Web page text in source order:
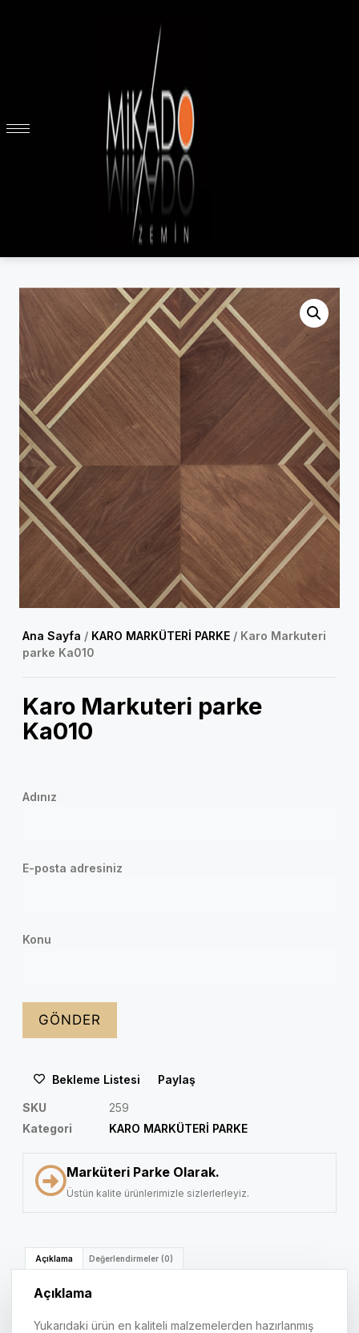
Ana Sayfa / KARO MARKÜTERİ PARKE / Karo Markuteri
parke Ka010
Karo Markuteri parke
Ka010
Adınız
E-posta adresiniz
Konu
Bekleme Listesi Paylaş
SKU
259
Kategori
KARO MARKÜTERİ PARKE
Marküteri Parke Olarak.
Üstün kalite ürünlerimizle sizlerlerleyiz.
Açıklama Değerlendirmeler (0)
Açıklama
Yukarıdaki ürün en kaliteli malzemelerden hazırlanmış